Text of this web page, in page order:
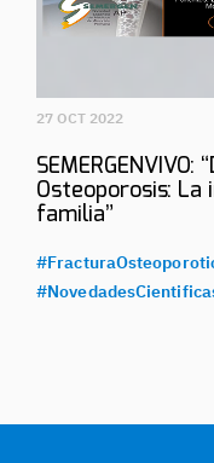
27 OCT 2022
Osteoporosis: La
familia”